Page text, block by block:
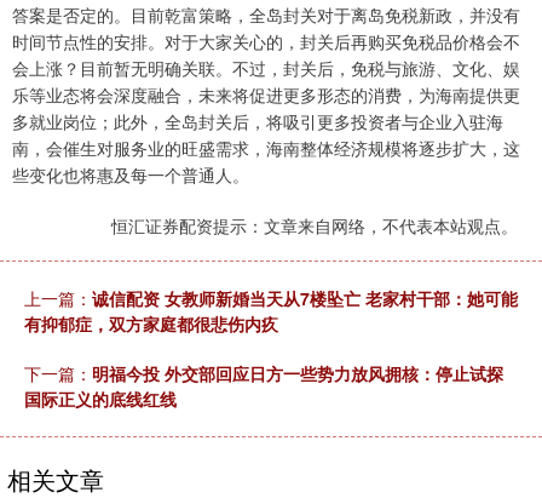
答案是否定的。目前乾富策略，全岛封关对于离岛免税新政，并没有
时间节点性的安排。对于大家关心的，封关后再购买免税品价格会不
会上涨？目前暂无明确关联。不过，封关后，免税与旅游、文化、娱
乐等业态将会深度融合，未来将促进更多形态的消费，为海南提供更
多就业岗位；此外，全岛封关后，将吸引更多投资者与企业入驻海
南，会催生对服务业的旺盛需求，海南整体经济规模将逐步扩大，这
些变化也将惠及每一个普通人。
恒汇证券配资提示：文章来自网络，不代表本站观点。
上一篇： 诚信配资 女教师新婚当天从7楼坠亡 老家村干部：她可能
有抑郁症，双方家庭都很悲伤内疚
下一篇： 明福今投 外交部回应日方一些势力放风拥核：停止试探
国际正义的底线红线
相关文章